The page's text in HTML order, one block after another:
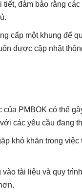
đảm bảo rằng
cấp một khung để
được cập nhật
PMBOK có thể
các yêu cầu đang
khó khăn trong
tài liệu và quy